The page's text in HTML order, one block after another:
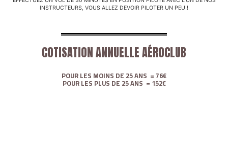
INSTRUCTEURS, VOUS ALLEZ DEVOIR PILOTER UN PEU !
COTISATION ANNUELLE AÉROCLUB
POUR LES MOINS DE 25 ANS = 76€
POUR LES PLUS DE 25 ANS = 152€